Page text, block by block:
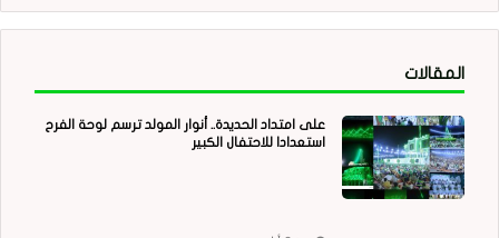
المقالات
على امتداد الحديدة.. أنوار المولد ترسم لوحة الفرح
استعدادا للاحتفال الكبير